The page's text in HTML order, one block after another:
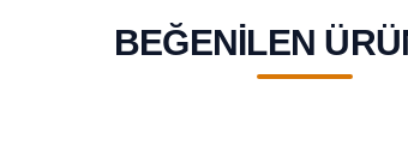
BEĞENILEN